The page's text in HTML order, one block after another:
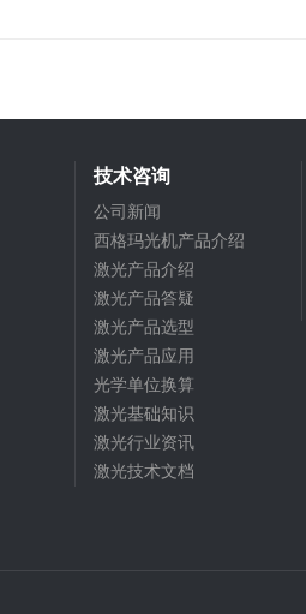
技术咨询
公司新闻
西格玛光机产品介绍
激光产品介绍
激光产品答疑
激光产品选型
激光产品应用
光学单位换算
激光基础知识
激光行业资讯
激光技术文档